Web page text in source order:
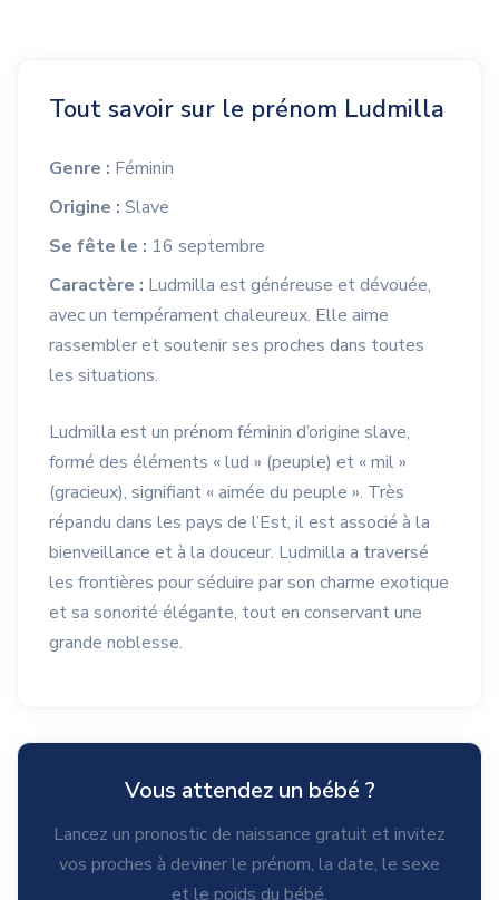
Tout savoir sur le prénom Ludmilla
Genre : Féminin
Origine : Slave
Se fête le : 16 septembre
Caractère : Ludmilla est généreuse et dévouée,
avec un tempérament chaleureux. Elle aime
rassembler et soutenir ses proches dans toutes
les situations.
Ludmilla est un prénom féminin d’origine slave,
formé des éléments « lud » (peuple) et « mil »
(gracieux), signifiant « aimée du peuple ». Très
répandu dans les pays de l’Est, il est associé à la
bienveillance et à la douceur. Ludmilla a traversé
les frontières pour séduire par son charme exotique
et sa sonorité élégante, tout en conservant une
grande noblesse.
Vous attendez un bébé ?
Lancez un pronostic de naissance gratuit et invitez
vos proches à deviner le prénom, la date, le sexe
et le poids du bébé.